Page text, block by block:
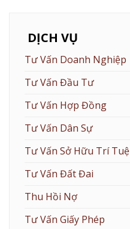
DỊCH VỤ
Tư Vấn Doanh Nghiệp
Tư Vấn Đầu Tư
Tư Vấn Hợp Đồng
Tư Vấn Dân Sự
Tư Vấn Sở Hữu Trí Tuệ
Tư Vấn Đất Đai
Thu Hồi Nợ
Tư Vấn Giấy Phép